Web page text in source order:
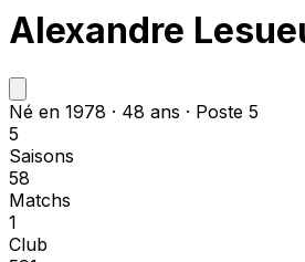
Alexandre
Né en 1978 · 48 ans · Poste 5
5
Saisons
58
Matchs
1
Club